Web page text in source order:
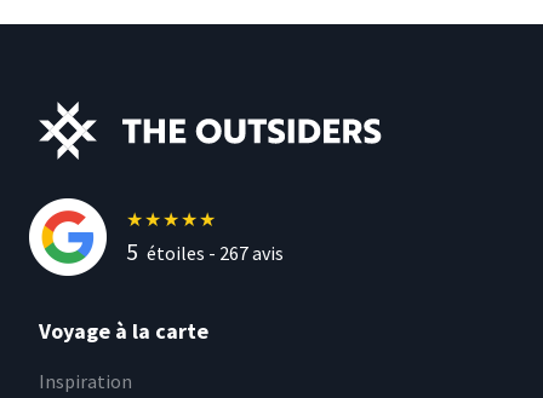
★★★★★
5 étoiles - 267avis
Voyage à la carte
Inspiration